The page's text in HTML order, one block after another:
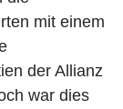
mit einem
der Allianz
war dies